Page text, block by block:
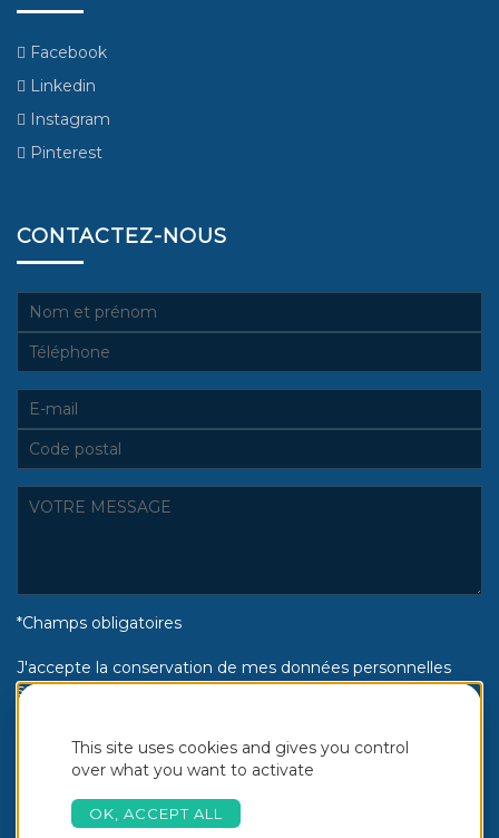
Facebook
Linkedin
Instagram
Pinterest
CONTACTEZ-NOUS
*Champs obligatoires
J'accepte la conservation de mes données personnelles
selon la politique de confidentialité Piscines Aquinox :
This site uses cookies and gives you control
over what you want to activate
OK, ACCEPT ALL